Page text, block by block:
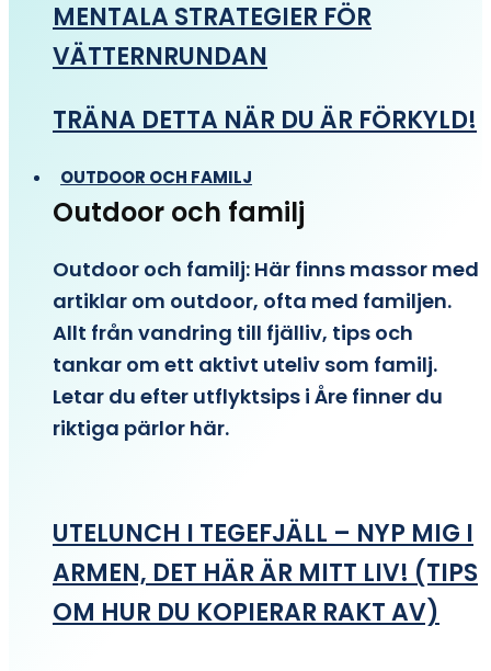
MENTALA STRATEGIER FÖR
VÄTTERNRUNDAN
TRÄNA DETTA NÄR DU ÄR FÖRKYLD!
OUTDOOR OCH FAMILJ
Outdoor och familj
Outdoor och familj: Här finns massor med
artiklar om outdoor, ofta med familjen.
Allt från vandring till fjälliv, tips och
tankar om ett aktivt uteliv som familj.
Letar du efter utflyktsips i Åre finner du
riktiga pärlor här.
UTELUNCH I TEGEFJÄLL – NYP MIG I
ARMEN, DET HÄR ÄR MITT LIV! (TIPS
OM HUR DU KOPIERAR RAKT AV)